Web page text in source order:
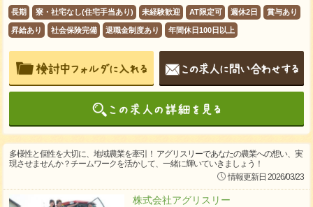
長期 寮・社宅なし(住宅手当あり) 未経験歓迎 AT限定可 週休2日 賞与あり
昇給あり 社会保険完備 退職金制度あり 年間休日100日以上
多様性と個性を大切に、地域農業を牽引！ アグリスリーであなたの農業への想い、実
現させませんか？チームワークを活かして、一緒に輝いていきましょう！
情報更新日 2026/03/23
株式会社アグリスリー